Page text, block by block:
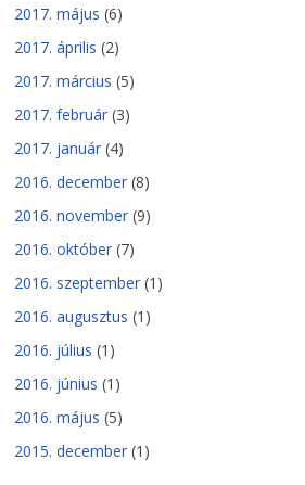
2017. május (6)
2017. április (2)
2017. március (5)
2017. február (3)
2017. január (4)
2016. december (8)
2016. november (9)
2016. október (7)
2016. szeptember (1)
2016. augusztus (1)
2016. július (1)
2016. június (1)
2016. május (5)
2015. december (1)